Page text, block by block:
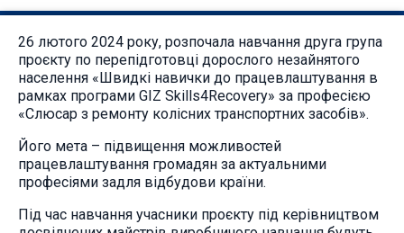
26 лютого 2024 року, розпочала навчання друга група
проєкту по перепідготовці дорослого незайнятого
населення «Швидкі навички до працевлаштування в
рамках програми GIZ Skills4Recovery» за професією
«Слюсар з ремонту колісних транспортних засобів».
Його мета – підвищення можливостей
працевлаштування громадян за актуальними
професіями задля відбудови країни.
Під час навчання учасники проєкту під керівництвом